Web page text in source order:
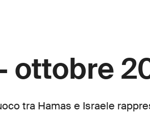
ottobre
tra Hamas e Israele